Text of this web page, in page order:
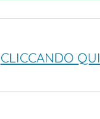
CLICCANDO QUI